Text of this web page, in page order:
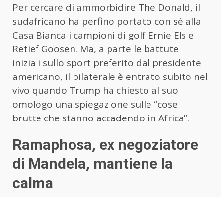
Per cercare di ammorbidire The Donald, il
sudafricano ha perfino portato con sé alla
Casa Bianca i campioni di golf Ernie Els e
Retief Goosen. Ma, a parte le battute
iniziali sullo sport preferito dal presidente
americano, il bilaterale è entrato subito nel
vivo quando Trump ha chiesto al suo
omologo una spiegazione sulle “cose
brutte che stanno accadendo in Africa”.
Ramaphosa, ex negoziatore
di Mandela, mantiene la
calma